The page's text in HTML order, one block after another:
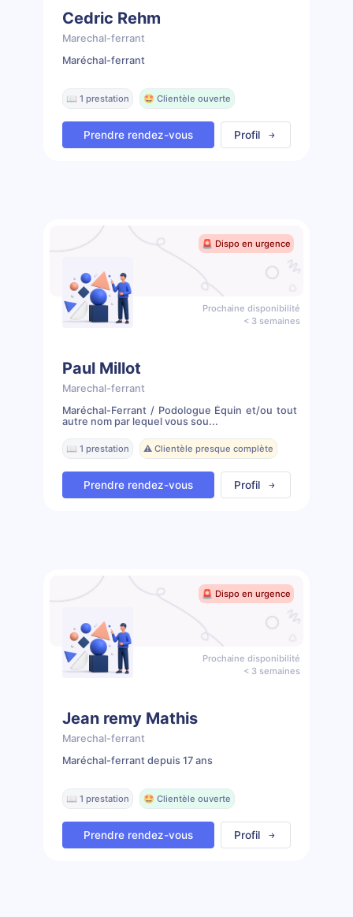
Cedric Rehm
Marechal-ferrant
Maréchal-ferrant
📖 1 prestation 🤩 Clientèle ouverte
Prendre rendez-vous Profil
🚨 Dispo en urgence
Prochaine disponibilité
< 3 semaines
Paul Millot
Marechal-ferrant
Maréchal-Ferrant / Podologue Équin et/ou tout
autre nom par lequel vous sou...
📖 1 prestation ⚠️ Clientèle presque complète
Prendre rendez-vous Profil
🚨 Dispo en urgence
Prochaine disponibilité
< 3 semaines
Jean remy Mathis
Marechal-ferrant
Maréchal-ferrant depuis 17 ans
📖 1 prestation 🤩 Clientèle ouverte
Prendre rendez-vous Profil